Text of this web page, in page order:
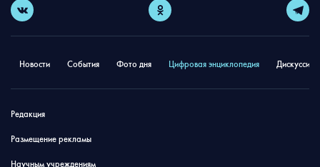
Новости События Фото дня Цифровая энциклопедия
Редакция
Размещение рекламы
Научным учреждениям